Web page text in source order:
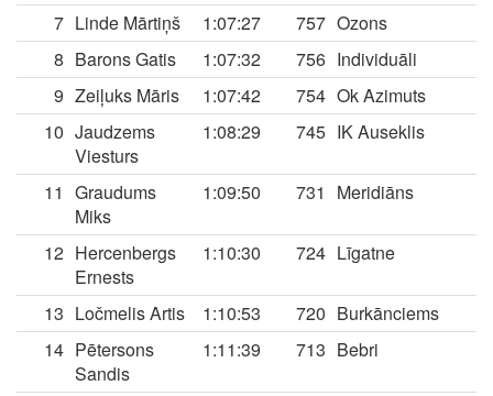
7 Linde Mārtiņš 1:07:27 757 Ozons
8 Barons Gatis 1:07:32 756 Individuāli
9 Zeiļuks Māris 1:07:42 754 Ok Azimuts
10 Jaudzems
Viesturs
1:08:29 745 IK Auseklis
11 Graudums
Miks
1:09:50 731 Meridiāns
12 Hercenbergs
Ernests
1:10:30 724 Līgatne
13 Ločmelis Artis 1:10:53 720 Burkānciems
14 Pētersons
Sandis
1:11:39 713 Bebri